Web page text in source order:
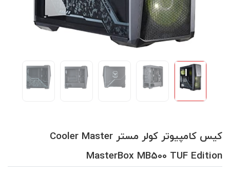
کیس کامپیوتر کولر مستر Cooler Master
MasterBox MB500 TUF Edition